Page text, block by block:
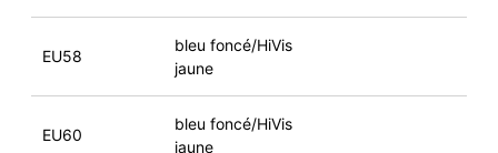
EU58
bleu foncé/HiVis
jaune
EU60
bleu foncé/HiVis
jaune